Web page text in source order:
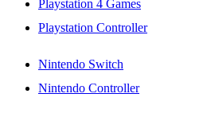
Playstation 4 Games
Playstation Controller
Nintendo Switch
Nintendo Controller